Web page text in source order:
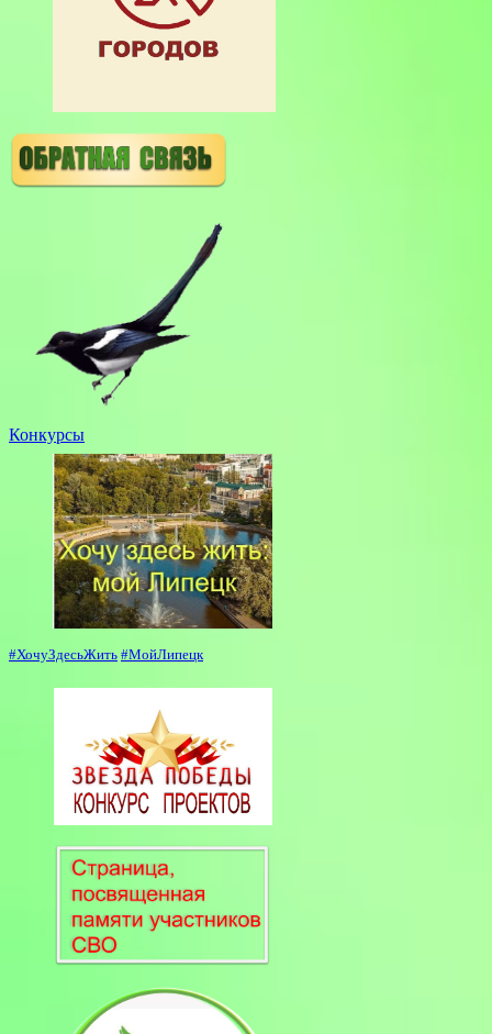
Конкурсы
#ХочуЗдесьЖить #МойЛипецк